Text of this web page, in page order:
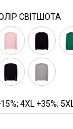
СВІТШОТА
4XL +35%;